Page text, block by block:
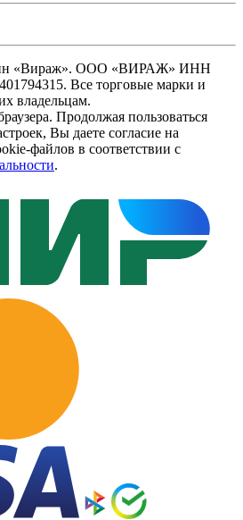
«Вираж». ООО «ВИРАЖ» ИНН
Все торговые марки и
владельцам.
Продолжая пользоваться
Вы даете согласие на
файлов в соответствии с
.